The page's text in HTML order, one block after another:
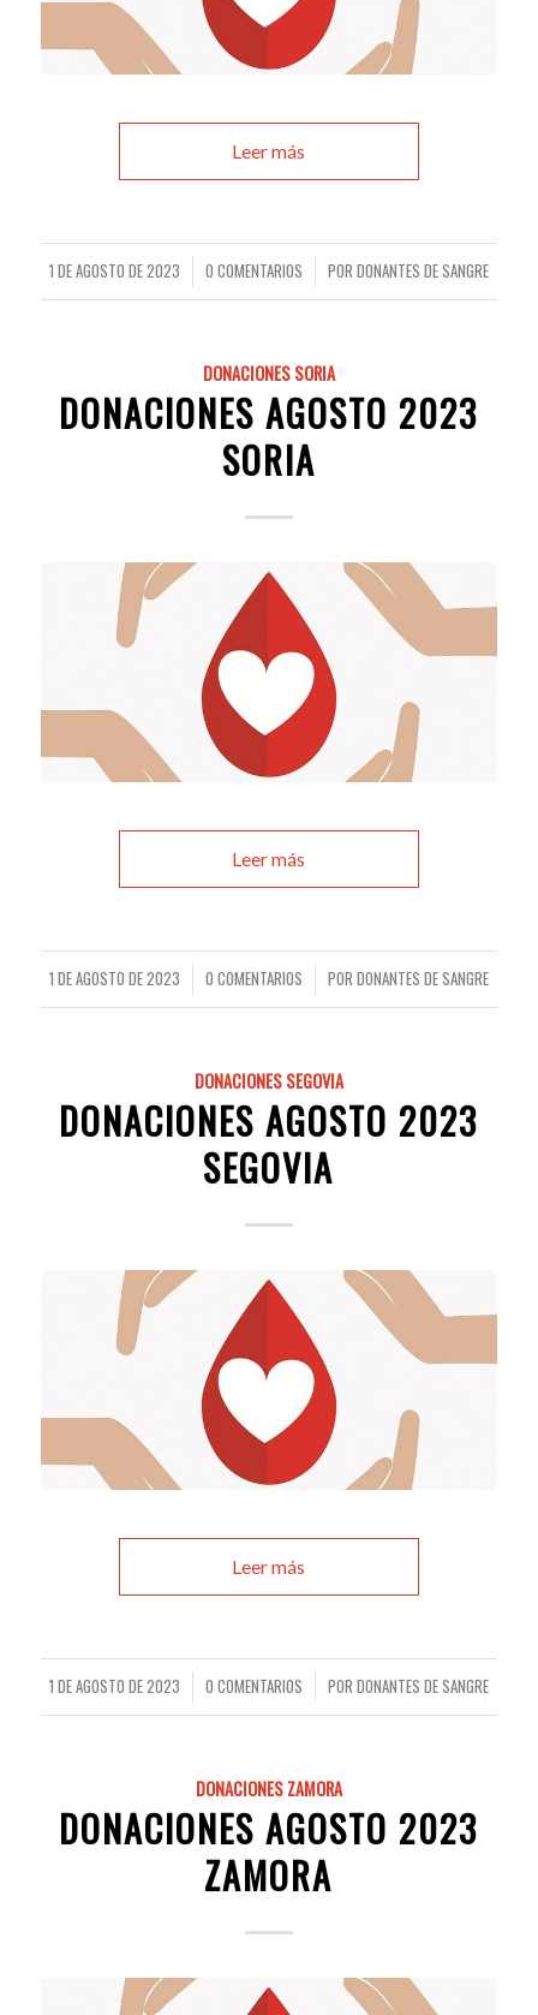
Leer más
1 DE AGOSTO DE 2023
/ 0 COMENTARIOS
/ POR DONANTES DE SANGRE
DONACIONES SORIA
DONACIONES AGOSTO 2023
SORIA
Leer más
1 DE AGOSTO DE 2023
/ 0 COMENTARIOS
/ POR DONANTES DE SANGRE
DONACIONES SEGOVIA
DONACIONES AGOSTO 2023
SEGOVIA
Leer más
1 DE AGOSTO DE 2023
/ 0 COMENTARIOS
/ POR DONANTES DE SANGRE
DONACIONES ZAMORA
DONACIONES AGOSTO 2023
ZAMORA